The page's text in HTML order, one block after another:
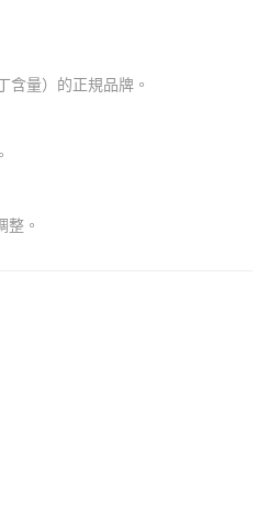
含量）的正規品牌。
整。